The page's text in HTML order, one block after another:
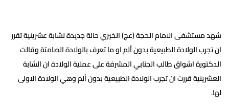
شهد مستشفى الامام الحجة (عج) الخيري حالة جديدة لشابة عشرينية تقرر
ان تجرب الولادة الطبيعية بدون ألم او ما تعرف بالولادة الصامتة وقالت
الدكتورة اشواق طالب الجنابي المشرفة على عملية الولادة ان الشابة
العشرينية قررت ان تجرب الولادة الطبيعية بدون ألم وهي الولادة الاولى
لها.